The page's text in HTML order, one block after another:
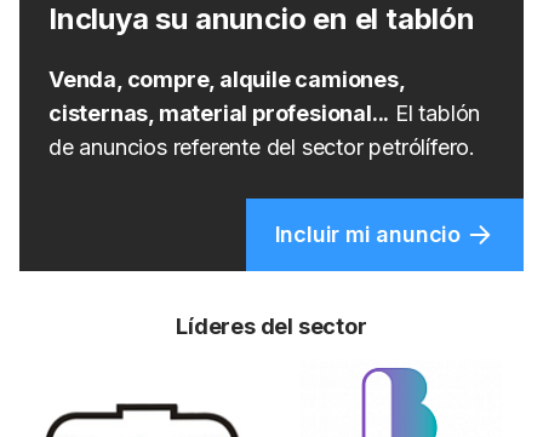
Incluya su anuncio en el tablón
Venda, compre, alquile camiones,
cisternas, material profesional... El tablón
de anuncios referente del sector petrólífero.
Incluir mi anuncio
Líderes del sector